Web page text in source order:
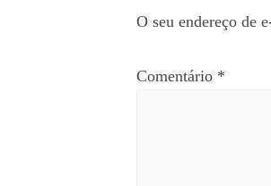
O seu endereço de
Comentário *